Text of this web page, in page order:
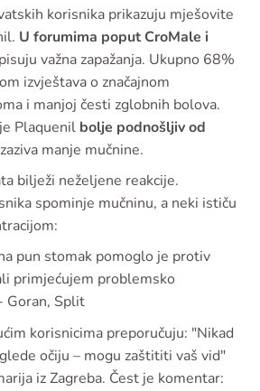
korisnika prikazuju mješovite
U forumima poput CroMale i
važna zapažanja. Ukupno 68%
izvještava o značajnom
i manjoj česti zglobnih bolova.
Plaquenil bolje podnošljiv od
manje mučnine.
bilježi neželjene reakcije.
spominje mučninu, a neki ističu
pun stomak pomoglo je protiv
primjećujem problemsko
Goran, Split
korisnicima preporučuju: "Nikad
očiju – mogu zaštititi vaš vid"
iz Zagreba. Čest je komentar: